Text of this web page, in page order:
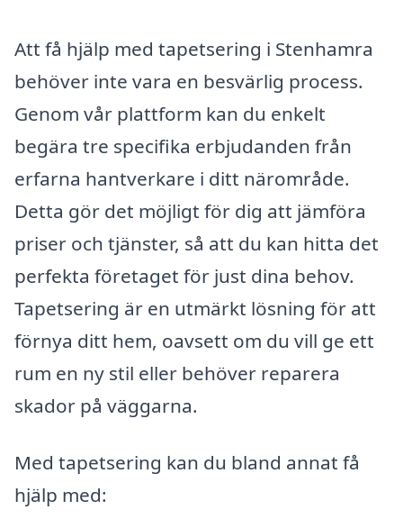
Att få hjälp med tapetsering i Stenhamra
behöver inte vara en besvärlig process.
Genom vår plattform kan du enkelt
begära tre specifika erbjudanden från
erfarna hantverkare i ditt närområde.
Detta gör det möjligt för dig att jämföra
priser och tjänster, så att du kan hitta det
perfekta företaget för just dina behov.
Tapetsering är en utmärkt lösning för att
förnya ditt hem, oavsett om du vill ge ett
rum en ny stil eller behöver reparera
skador på väggarna.
Med tapetsering kan du bland annat få
hjälp med: